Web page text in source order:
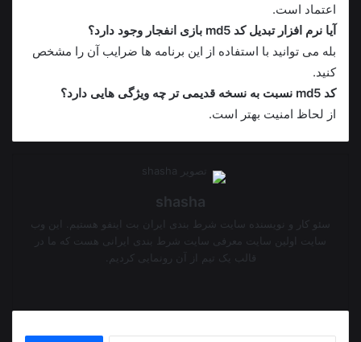
اعتماد است.
آیا نرم افزار تبدیل کد md5 بازی انفجار وجود دارد؟
بله می توانید با استفاده از این برنامه ها ضرایب آن را مشخص
کنید.
کد md5 نسبت به نسخه قدیمی تر چه ویژگی هایی دارد؟
از لحاظ امنیت بهتر است.
shasha
سئو کار و نویسنده سایت شرط بندی ایران بت اینفو هستیم. این وب
سایت اولین سایت معرفی سایت شرط بندی ایرانی هست که ما در
قالب یک تیم از آن رونمایی کردیم.